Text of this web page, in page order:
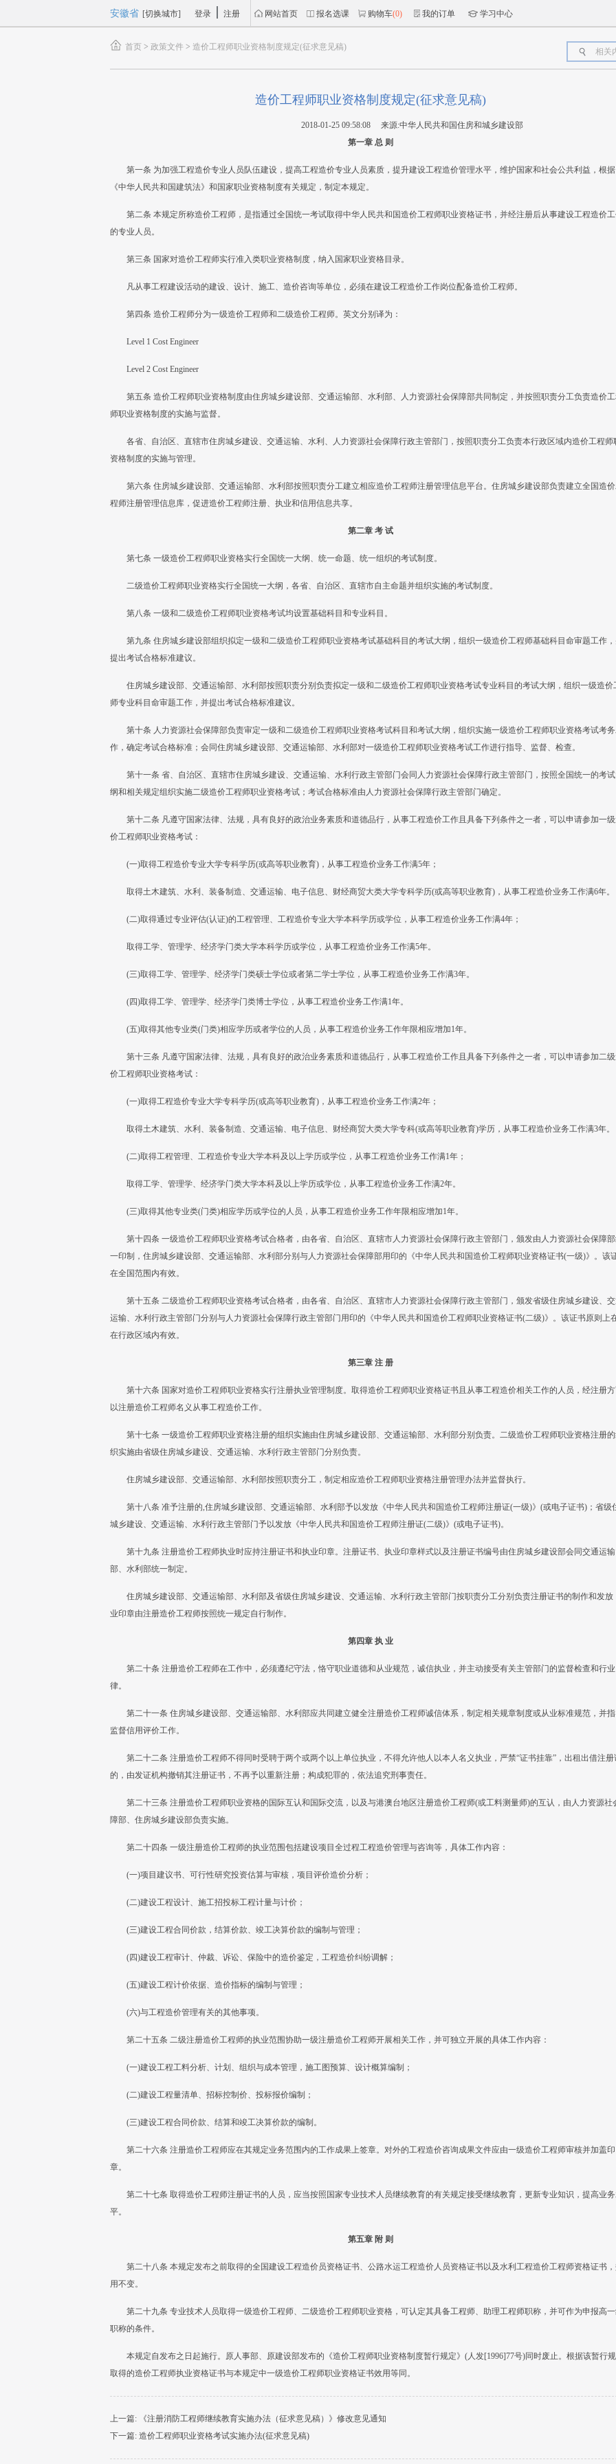
安徽省 [切换城市] 登录 注册 网站首页 报名选课 购物车(0) 我的订单 学习中心
首页 > 政策文件 > 造价工程师职业资格制度规定(征求意见稿)
造价工程师职业资格制度规定(征求意见稿)
2018-01-25 09:58:08 来源:中华人民共和国住房和城乡建设部
第一章 总 则
第一条 为加强工程造价专业人员队伍建设，提高工程造价专业人员素质，提升建设工程造价管理水平，维护国家和社会公共利益，根据
《中华人民共和国建筑法》和国家职业资格制度有关规定，制定本规定。
第二条 本规定所称造价工程师，是指通过全国统一考试取得中华人民共和国造价工程师职业资格证书，并经注册后从事建设工程造价
的专业人员。
第三条 国家对造价工程师实行准入类职业资格制度，纳入国家职业资格目录。
凡从事工程建设活动的建设、设计、施工、造价咨询等单位，必须在建设工程造价工作岗位配备造价工程师。
第四条 造价工程师分为一级造价工程师和二级造价工程师。英文分别译为：
Level 1 Cost Engineer
Level 2 Cost Engineer
第五条 造价工程师职业资格制度由住房城乡建设部、交通运输部、水利部、人力资源社会保障部共同制定，并按照职责分工负责造价
师职业资格制度的实施与监督。
各省、自治区、直辖市住房城乡建设、交通运输、水利、人力资源社会保障行政主管部门，按照职责分工负责本行政区域内造价工程师
资格制度的实施与管理。
第六条 住房城乡建设部、交通运输部、水利部按照职责分工建立相应造价工程师注册管理信息平台。住房城乡建设部负责建立全国造
程师注册管理信息库，促进造价工程师注册、执业和信用信息共享。
第二章 考 试
第七条 一级造价工程师职业资格实行全国统一大纲、统一命题、统一组织的考试制度。
二级造价工程师职业资格实行全国统一大纲，各省、自治区、直辖市自主命题并组织实施的考试制度。
第八条 一级和二级造价工程师职业资格考试均设置基础科目和专业科目。
第九条 住房城乡建设部组织拟定一级和二级造价工程师职业资格考试基础科目的考试大纲，组织一级造价工程师基础科目命审题工作
提出考试合格标准建议。
住房城乡建设部、交通运输部、水利部按照职责分别负责拟定一级和二级造价工程师职业资格考试专业科目的考试大纲，组织一级造价
师专业科目命审题工作，并提出考试合格标准建议。
第十条 人力资源社会保障部负责审定一级和二级造价工程师职业资格考试科目和考试大纲，组织实施一级造价工程师职业资格考试考
作，确定考试合格标准；会同住房城乡建设部、交通运输部、水利部对一级造价工程师职业资格考试工作进行指导、监督、检查。
第十一条 省、自治区、直辖市住房城乡建设、交通运输、水利行政主管部门会同人力资源社会保障行政主管部门，按照全国统一的考
纲和相关规定组织实施二级造价工程师职业资格考试；考试合格标准由人力资源社会保障行政主管部门确定。
第十二条 凡遵守国家法律、法规，具有良好的政治业务素质和道德品行，从事工程造价工作且具备下列条件之一者，可以申请参加一
价工程师职业资格考试：
(一)取得工程造价专业大学专科学历(或高等职业教育)，从事工程造价业务工作满5年；
取得土木建筑、水利、装备制造、交通运输、电子信息、财经商贸大类大学专科学历(或高等职业教育)，从事工程造价业务工作满6年。
(二)取得通过专业评估(认证)的工程管理、工程造价专业大学本科学历或学位，从事工程造价业务工作满4年；
取得工学、管理学、经济学门类大学本科学历或学位，从事工程造价业务工作满5年。
(三)取得工学、管理学、经济学门类硕士学位或者第二学士学位，从事工程造价业务工作满3年。
(四)取得工学、管理学、经济学门类博士学位，从事工程造价业务工作满1年。
(五)取得其他专业类(门类)相应学历或者学位的人员，从事工程造价业务工作年限相应增加1年。
第十三条 凡遵守国家法律、法规，具有良好的政治业务素质和道德品行，从事工程造价工作且具备下列条件之一者，可以申请参加二
价工程师职业资格考试：
(一)取得工程造价专业大学专科学历(或高等职业教育)，从事工程造价业务工作满2年；
取得土木建筑、水利、装备制造、交通运输、电子信息、财经商贸大类大学专科(或高等职业教育)学历，从事工程造价业务工作满3年。
(二)取得工程管理、工程造价专业大学本科及以上学历或学位，从事工程造价业务工作满1年；
取得工学、管理学、经济学门类大学本科及以上学历或学位，从事工程造价业务工作满2年。
(三)取得其他专业类(门类)相应学历或学位的人员，从事工程造价业务工作年限相应增加1年。
第十四条 一级造价工程师职业资格考试合格者，由各省、自治区、直辖市人力资源社会保障行政主管部门，颁发由人力资源社会保障
一印制，住房城乡建设部、交通运输部、水利部分别与人力资源社会保障部用印的《中华人民共和国造价工程师职业资格证书(一级)》。该
在全国范围内有效。
第十五条 二级造价工程师职业资格考试合格者，由各省、自治区、直辖市人力资源社会保障行政主管部门，颁发省级住房城乡建设、
运输、水利行政主管部门分别与人力资源社会保障行政主管部门用印的《中华人民共和国造价工程师职业资格证书(二级)》。该证书原则上
在行政区域内有效。
第三章 注 册
第十六条 国家对造价工程师职业资格实行注册执业管理制度。取得造价工程师职业资格证书且从事工程造价相关工作的人员，经注册
以注册造价工程师名义从事工程造价工作。
第十七条 一级造价工程师职业资格注册的组织实施由住房城乡建设部、交通运输部、水利部分别负责。二级造价工程师职业资格注册
织实施由省级住房城乡建设、交通运输、水利行政主管部门分别负责。
住房城乡建设部、交通运输部、水利部按照职责分工，制定相应造价工程师职业资格注册管理办法并监督执行。
第十八条 准予注册的,住房城乡建设部、交通运输部、水利部予以发放《中华人民共和国造价工程师注册证(一级)》(或电子证书)；省级
城乡建设、交通运输、水利行政主管部门予以发放《中华人民共和国造价工程师注册证(二级)》(或电子证书)。
第十九条 注册造价工程师执业时应持注册证书和执业印章。注册证书、执业印章样式以及注册证书编号由住房城乡建设部会同交通运输
部、水利部统一制定。
住房城乡建设部、交通运输部、水利部及省级住房城乡建设、交通运输、水利行政主管部门按职责分工分别负责注册证书的制作和发放
业印章由注册造价工程师按照统一规定自行制作。
第四章 执 业
第二十条 注册造价工程师在工作中，必须遵纪守法，恪守职业道德和从业规范，诚信执业，并主动接受有关主管部门的监督检查和行
律。
第二十一条 住房城乡建设部、交通运输部、水利部应共同建立健全注册造价工程师诚信体系，制定相关规章制度或从业标准规范，并
监督信用评价工作。
第二十二条 注册造价工程师不得同时受聘于两个或两个以上单位执业，不得允许他人以本人名义执业，严禁“证书挂靠”，出租出借注册
的，由发证机构撤销其注册证书，不再予以重新注册；构成犯罪的，依法追究刑事责任。
第二十三条 注册造价工程师职业资格的国际互认和国际交流，以及与港澳台地区注册造价工程师(或工料测量师)的互认，由人力资源社
障部、住房城乡建设部负责实施。
第二十四条 一级注册造价工程师的执业范围包括建设项目全过程工程造价管理与咨询等，具体工作内容：
(一)项目建议书、可行性研究投资估算与审核，项目评价造价分析；
(二)建设工程设计、施工招投标工程计量与计价；
(三)建设工程合同价款，结算价款、竣工决算价款的编制与管理；
(四)建设工程审计、仲裁、诉讼、保险中的造价鉴定，工程造价纠纷调解；
(五)建设工程计价依据、造价指标的编制与管理；
(六)与工程造价管理有关的其他事项。
第二十五条 二级注册造价工程师的执业范围协助一级注册造价工程师开展相关工作，并可独立开展的具体工作内容：
(一)建设工程工料分析、计划、组织与成本管理，施工图预算、设计概算编制；
(二)建设工程量清单、招标控制价、投标报价编制；
(三)建设工程合同价款、结算和竣工决算价款的编制。
第二十六条 注册造价工程师应在其规定业务范围内的工作成果上签章。对外的工程造价咨询成果文件应由一级造价工程师审核并加盖印
章。
第二十七条 取得造价工程师注册证书的人员，应当按照国家专业技术人员继续教育的有关规定接受继续教育，更新专业知识，提高业
平。
第五章 附 则
第二十八条 本规定发布之前取得的全国建设工程造价员资格证书、公路水运工程造价人员资格证书以及水利工程造价工程师资格证书
用不变。
第二十九条 专业技术人员取得一级造价工程师、二级造价工程师职业资格，可认定其具备工程师、助理工程师职称，并可作为申报高
职称的条件。
本规定自发布之日起施行。原人事部、原建设部发布的《造价工程师职业资格制度暂行规定》(人发[1996]77号)同时废止。根据该暂行
取得的造价工程师执业资格证书与本规定中一级造价工程师职业资格证书效用等同。
上一篇:
《注册消防工程师继续教育实施办法（征求意见稿）》修改意见通知
下一篇: 造价工程师职业资格考试实施办法(征求意见稿)